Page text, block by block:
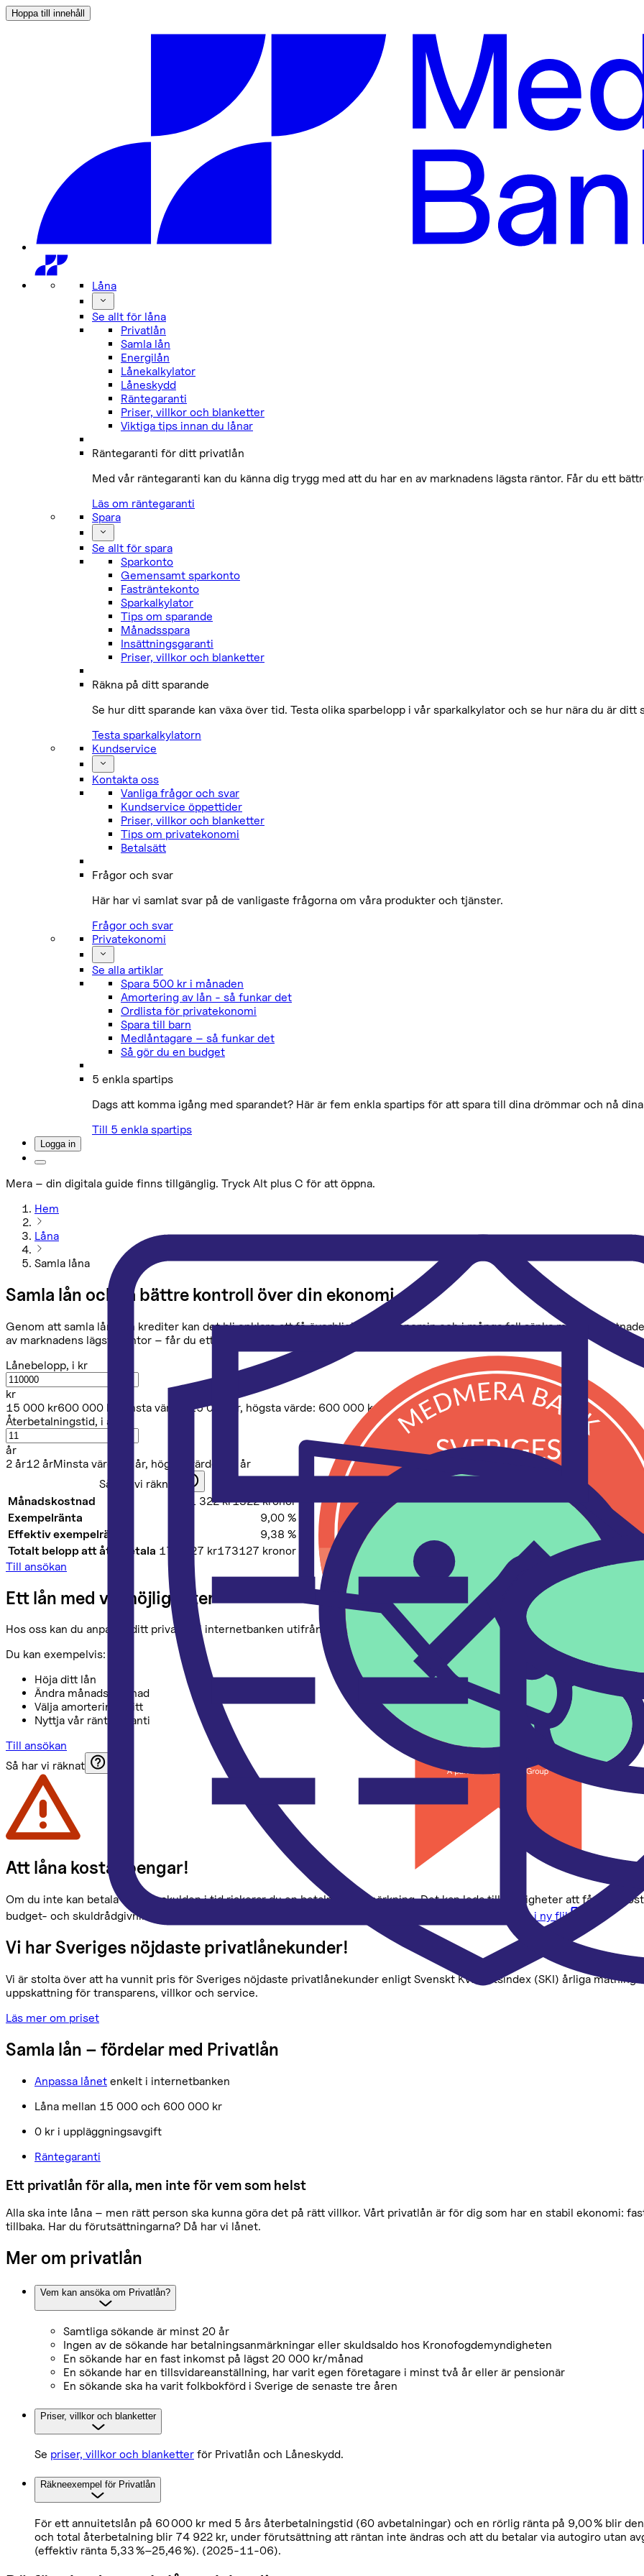
Hoppa till innehåll
Låna
Se allt för låna
Privatlån
Samla lån
Energilån
Lånekalkylator
Låneskydd
Räntegaranti
Priser, villkor och blanketter
Viktiga tips innan du lånar
Räntegaranti för ditt privatlån
Med vår räntegaranti kan du känna dig trygg med att du har en av marknadens lägsta räntor. Får du ett
Läs om räntegaranti
Spara
Se allt för spara
Sparkonto
Gemensamt sparkonto
Fasträntekonto
Sparkalkylator
Tips om sparande
Månadsspara
Insättningsgaranti
Priser, villkor och blanketter
Räkna på ditt sparande
Se hur ditt sparande kan växa över tid. Testa olika sparbelopp i vår sparkalkylator och se hur nära du är ditt
Testa sparkalkylatorn
Kundservice
Kontakta oss
Vanliga frågor och svar
Kundservice öppettider
Priser, villkor och blanketter
Tips om privatekonomi
Betalsätt
Frågor och svar
Här har vi samlat svar på de vanligaste frågorna om våra produkter och tjänster.
Frågor och svar
Privatekonomi
Se alla artiklar
Spara 500 kr i månaden
Amortering av lån - så funkar det
Ordlista för privatekonomi
Spara till barn
Medlåntagare – så funkar det
Så gör du en budget
5 enkla spartips
Dags att komma igång med sparandet? Här är fem enkla spartips för att spara till dina drömmar och nå
Till 5 enkla spartips
Logga in
Mera – din digitala guide finns tillgänglig. Tryck Alt plus C för att öppna.
Hem
Låna
Samla låna
Samla lån och få bättre kontroll över din ekonomi
Genom att samla lån och krediter kan det bli enklare att få överblick över ekonomin och i många fall sänka
av marknadens lägsta räntor – får du ett bättre erbjudande kan vi matcha räntan.
Lånebelopp, i kr
kr
15 000 kr600 000 kr Minsta värde: 15 000 kr, högsta värde: 600 000 kr
Återbetalningstid, i år
år
2 år12 årMinsta värde: år, högsta värde:
år
Så har vi räknat
Månadskostnad
1 322 kr1322 kronor
Exempelränta
9,00 %
Effektiv exempelränta
9,38 %
Totalt belopp att återbetala 173 127 kr173127 kronor
Till ansökan
Ett lån med valmöjligheter
Hos oss kan du anpassa ditt privatlån i internetbanken utifrån dina behov.
Du kan exempelvis:
Höja ditt lån
Ändra månadskostnad
Välja amorteringsfritt
Nyttja vår räntegaranti
Till ansökan
Så har vi räknat
Att låna kostar pengar!
Om du inte kan betala tillbaka skulden i tid riskerar du en betalningsanmärkning. Det kan leda till svårigheter att få hyra
budget- och skuldrådgivningen i din kommun. Kontaktuppgifter finns på
, öppnas i ny flik
Vi har Sveriges nöjdaste privatlånekunder!
Vi är stolta över att ha vunnit pris för Sveriges nöjdaste privatlånekunder enligt Svenskt Kvalitetsindex (SKI) årliga mätning
uppskattning för transparens, villkor och service.
Läs mer om priset
Samla lån – fördelar med Privatlån
Anpassa lånet enkelt i internetbanken
Låna mellan 15 000 och 600 000 kr
0 kr i uppläggningsavgift
Räntegaranti
Ett privatlån för alla, men inte för vem som helst
Alla ska inte låna – men rätt person ska kunna göra det på rätt villkor. Vårt privatlån är för dig som har en stabil ekonomi:
tillbaka. Har du förutsättningarna? Då har vi lånet.
Mer om privatlån
Vem kan ansöka om Privatlån?
Samtliga sökande är minst 20 år
Ingen av de sökande har betalningsanmärkningar eller skuldsaldo hos Kronofogdemyndigheten
En sökande har en fast inkomst på lägst 20 000 kr/månad
En sökande har en tillsvidareanställning, har varit egen företagare i minst två år eller är pensionär
En sökande ska ha varit folkbokförd i Sverige de senaste tre åren
Priser, villkor och blanketter
Se priser, villkor och blanketter för Privatlån och Låneskydd.
Räkneexempel för Privatlån
För ett annuitetslån på 60 000 kr med 5 års återbetalningstid (60 avbetalningar) och en rörlig ränta på 9,00 % blir
och total återbetalning blir 74 922 kr, under förutsättning att räntan inte ändras och att du betalar via autogiro utan
(effektiv ränta 5,33 %–25,46 %). (2025-11-06).